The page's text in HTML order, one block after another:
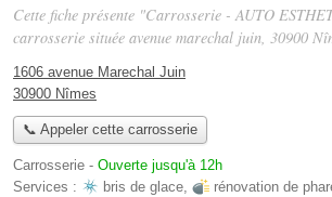
Cette fiche présente "Carrosserie - AUTO
carrosserie située avenue marechal juin, 30900
1606 avenue Marechal Juin
30900 Nîmes
📞 Appeler cette carrosserie
Carrosserie - Ouverte jusqu'à 12h
Services :
bris de glace, rénovation de